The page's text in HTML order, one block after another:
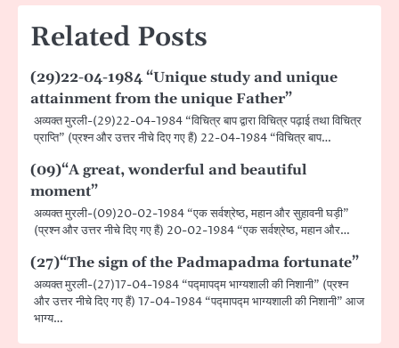
Related Posts
(29)22-04-1984 “Unique study and unique
attainment from the unique Father”
अव्यक्त मुरली-(29)22-04-1984 “विचित्र बाप द्वारा विचित्र पढ़ाई तथा विचित्र
प्राप्ति” (प्रश्न और उत्तर नीचे दिए गए हैं) 22-04-1984 “विचित्र बाप…
(09)“A great, wonderful and beautiful
moment”
अव्यक्त मुरली-(09)20-02-1984 “एक सर्वश्रेष्ठ, महान और सुहावनी घड़ी”
(प्रश्न और उत्तर नीचे दिए गए हैं) 20-02-1984 “एक सर्वश्रेष्ठ, महान और…
(27)“The sign of the Padmapadma fortunate”
अव्यक्त मुरली-(27)17-04-1984 “पद्मापद्म भाग्यशाली की निशानी” (प्रश्न
और उत्तर नीचे दिए गए हैं) 17-04-1984 “पद्मापद्म भाग्यशाली की निशानी” आज
भाग्य…